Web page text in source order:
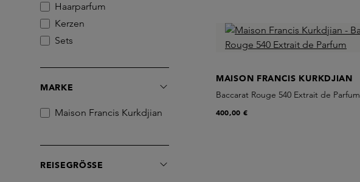
Haarparfum
Kerzen
Sets
MARKE
Maison Francis Kurkdjian
REISEGRÖSSE
MAISON FRANCIS KURKDJIAN
Baccarat Rouge 540 Extrait de Parfum
400,00 €